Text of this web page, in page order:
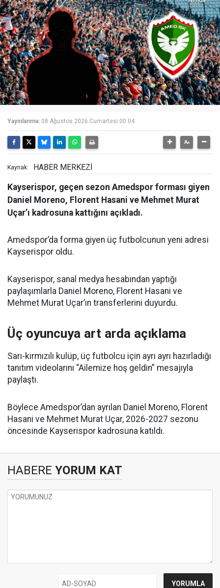
Yayınlanma: 08 Ağustos 2026 Cumartesi 00:04
Kaynak: HABER MERKEZİ
Kayserispor, geçen sezon Amedspor forması giyen
Daniel Moreno, Florent Hasani ve Mehmet Murat
Uçar’ı kadrosuna kattığını açıkladı.
Amedspor’da forma giyen üç futbolcunun yeni adresi
Kayserispor oldu.
Kayserispor, sanal medya hesabından yaptığı
paylaşımlarla Daniel Moreno, Florent Hasani ve
Mehmet Murat Uçar’ın transferlerini duyurdu.
Üç oyuncuya art arda açıklama
Sarı-kırmızılı kulüp, üç futbolcu için ayrı ayrı hazırladığı
tanıtım videolarını “Ailemize hoş geldin” mesajıyla
paylaştı.
Böylece Amedspor’dan ayrılan Daniel Moreno, Florent
Hasani ve Mehmet Murat Uçar, 2026-2027 sezonu
öncesinde Kayserispor kadrosuna katıldı.
HABERE YORUM KAT